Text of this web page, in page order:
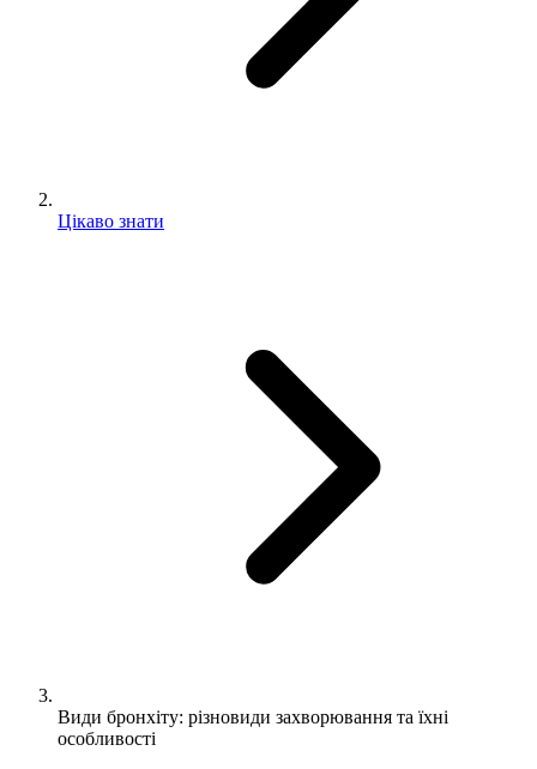
Цікаво знати
Види бронхіту: різновиди захворювання та їхні
особливості